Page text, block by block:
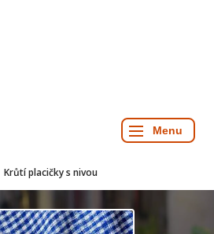
Krůtí placičky s nivou